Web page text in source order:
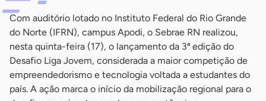
Com auditório lotado no Instituto Federal do Rio Grande
do Norte (IFRN), campus Apodi, o Sebrae RN realizou,
nesta quinta-feira (17), o lançamento da 3ª edição do
Desafio Liga Jovem, considerada a maior competição de
empreendedorismo e tecnologia voltada a estudantes do
país. A ação marca o início da mobilização regional para o